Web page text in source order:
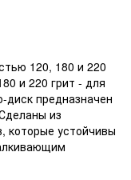
120, 180 и 220
и 220 грит - для
предназначен
из
которые устойчивы